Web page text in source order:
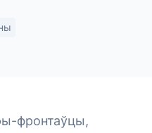
фронтаўцы,